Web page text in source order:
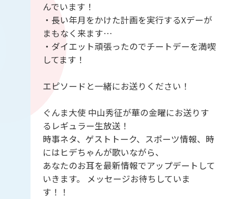
んでいます！
・長い年月をかけた計画を実行するXデーが
まもなく来ます…
・ダイエット頑張ったのでチートデーを満喫
してます！
エピソードと一緒にお送りください！
ぐんま大使 中山秀征が華の金曜にお送りす
るレギュラー生放送！
時事ネタ、ゲストトーク、スポーツ情報、時
にはヒデちゃんが歌いながら、
あなたのお耳を最新情報でアップデートして
いきます。 メッセージお待ちしていま
す！！